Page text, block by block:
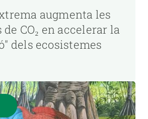
augmenta les
CO₂ en accelerar la
dels ecosistemes